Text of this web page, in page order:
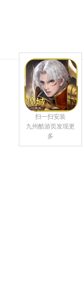
扫一扫安装
九州酷游页发现更
多